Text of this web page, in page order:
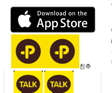
친추